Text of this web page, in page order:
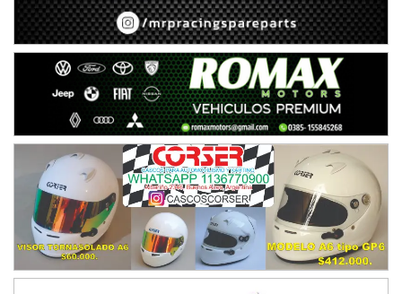
Humboldt (Santa Fe)
NORESTE SANTAFESINO - F6
Ciudad de Avellaneda (Asfalto)
Avellaneda (Santa Fe)
SUR SANTAFESINO - F4
José Samuel Sánchez (Tierra)
Rufino (Santa Fe)
TUCUMANO - F5
Juan Navarro (Asfalto)
El Timbó (Tucumán)